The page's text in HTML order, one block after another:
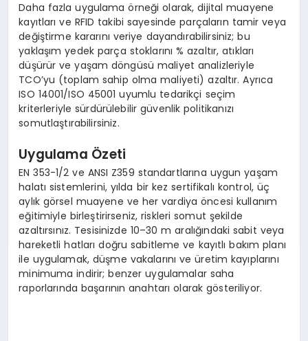
Daha fazla uygulama örneği olarak, dijital muayene
kayıtları ve RFID takibi sayesinde parçaların tamir veya
değiştirme kararını veriye dayandırabilirsiniz; bu
yaklaşım yedek parça stoklarını % azaltır, atıkları
düşürür ve yaşam döngüsü maliyet analizleriyle
TCO’yu (toplam sahip olma maliyeti) azaltır. Ayrıca
ISO 14001/ISO 45001 uyumlu tedarikçi seçim
kriterleriyle sürdürülebilir güvenlik politikanızı
somutlaştırabilirsiniz.
Uygulama Özeti
EN 353-1/2 ve ANSI Z359 standartlarına uygun yaşam
halatı sistemlerini, yılda bir kez sertifikalı kontrol, üç
aylık görsel muayene ve her vardiya öncesi kullanım
eğitimiyle birleştirirseniz, riskleri somut şekilde
azaltırsınız. Tesisinizde 10–30 m aralığındaki sabit veya
hareketli hatları doğru sabitleme ve kayıtlı bakım planı
ile uygulamak, düşme vakalarını ve üretim kayıplarını
minimuma indirir; benzer uygulamalar saha
raporlarında başarının anahtarı olarak gösteriliyor.